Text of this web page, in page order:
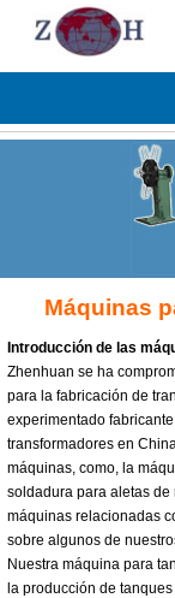
Máquinas
Introducción de las
Zhenhuan se ha
para la fabricación de
experimentado
transformadores en
máquinas, como, la
soldadura para aletas
máquinas relacionadas
sobre algunos de
Nuestra máquina para
la producción de